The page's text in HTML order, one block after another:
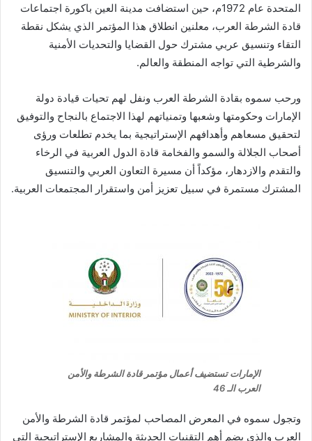
المتحدة عام 1972م، حين استضافت مدينة العين باكورة اجتماعات
قادة الشرطة العرب، معلنين انطلاق هذا المؤتمر الذي يشكل نقطة
التقاء وتنسيق عربي مشترك حول القضايا والتحديات الأمنية
والشرطية التي تواجه المنطقة والعالم.
ورحب سموه بقادة الشرطة العرب ونفل لهم تحيات قيادة دولة
الإمارات وحكومتها وشعبها وتمنياتهم لهذا الاجتماع بالنجاح والتوفيق
لتحقيق مسعاهم وأهدافهم الإستراتيجية بما يخدم تطلعات ورؤى
أصحاب الجلالة والسمو والفخامة قادة الدول العربية في الرخاء
والتقدم والازدهار، مؤكداً أن مسيرة التعاون العربي والتنسيق
المشترك مستمرة في سبيل تعزيز أمن واستقرار المجتمعات العربية.
الإمارات تستضيف أعمال مؤتمر قادة الشرطة والأمن
العرب الـ 46
وتجول سموه في المعرض المصاحب لمؤتمر قادة الشرطة والأمن
العرب والذي يضم أهم التقنيات الحديثة والمشاريع الإستراتيجية التي